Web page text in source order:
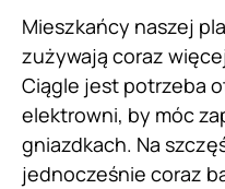
Mieszkańcy naszej
zużywają coraz
Ciągle jest potrzeba
elektrowni, by móc
gniazdkach. Na
jednocześnie coraz